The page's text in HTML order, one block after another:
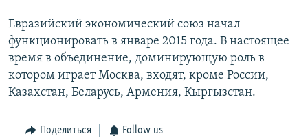
Евразийский экономический союз начал
функционировать в январе 2015 года. В настоящее
время в объединение, доминирующую роль в
котором играет Москва, входят, кроме России,
Казахстан, Беларусь, Армения, Кыргызстан.
Поделиться Follow us